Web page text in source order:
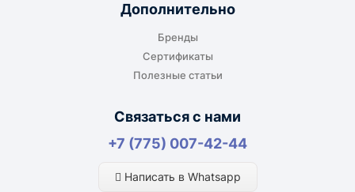
габаритов груза.
Для крупногабаритных, тяжёлых или
рассчитывается отдельно. По согласованию
Дополнительно
Бренды
Сертификаты
Полезные статьи
Связаться с нами
+7 (775) 007-42-44
Написать в Whatsapp